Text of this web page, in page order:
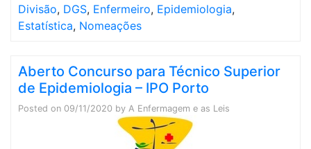
Divisão, DGS, Enfermeiro, Epidemiologia,
Estatística, Nomeações
Aberto Concurso para Técnico Superior
de Epidemiologia – IPO Porto
Posted on 09/11/2020 by A Enfermagem e as Leis